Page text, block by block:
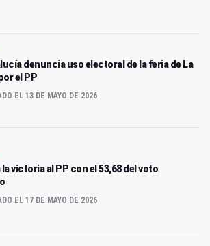
denuncia uso electoral de la feria de La
el PP
EL 13 DE MAYO DE 2026
la victoria al PP con el 53,68 del voto
EL 17 DE MAYO DE 2026